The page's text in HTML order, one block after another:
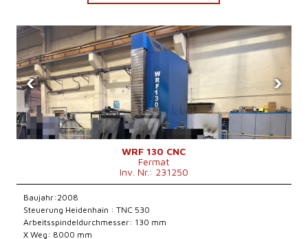
‹ ›
WRF 130 CNC
Fermat
Inv. Nr.: 231250
Baujahr:2008
Steuerung Heidenhain : TNC 530
Arbeitsspindeldurchmesser: 130 mm
X Weg: 8000 mm